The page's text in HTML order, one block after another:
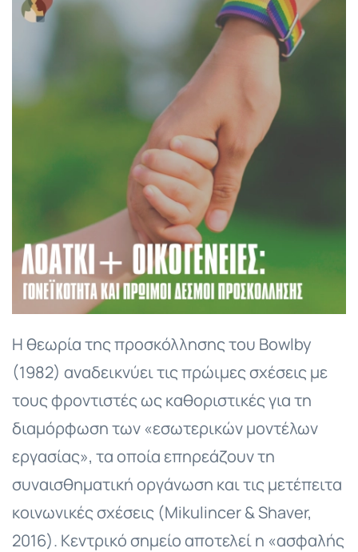
Η θεωρία της προσκόλλησης του Bowlby
(1982) αναδεικνύει τις πρώιμες σχέσεις με
τους φροντιστές ως καθοριστικές για τη
διαμόρφωση των «εσωτερικών μοντέλων
εργασίας», τα οποία επηρεάζουν τη
συναισθηματική οργάνωση και τις μετέπειτα
κοινωνικές σχέσεις (Mikulincer & Shaver,
2016). Κεντρικό σημείο αποτελεί η «ασφαλής